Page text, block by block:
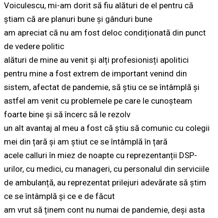
Voiculescu, mi-am dorit să fiu alături de el pentru că
știam că are planuri bune și gânduri bune
am apreciat că nu am fost deloc condiționată din punct
de vedere politic
alături de mine au venit și alți profesionisți apolitici
pentru mine a fost extrem de important venind din
sistem, afectat de pandemie, să știu ce se întâmplă și
astfel am venit cu problemele pe care le cunoșteam
foarte bine și să încerc să le rezolv
un alt avantaj al meu a fost că știu să comunic cu colegii
mei din țară și am știut ce se întâmplă în țară
acele calluri în miez de noapte cu reprezentanții DSP-
urilor, cu medici, cu manageri, cu personalul din serviciile
de ambulanță, au reprezentat prilejuri adevărate să știm
ce se întâmplă și ce e de făcut
am vrut să ținem cont nu numai de pandemie, deși asta